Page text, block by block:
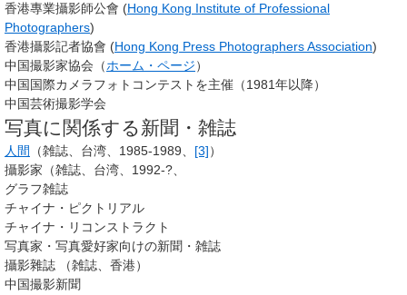
香港專業攝影師公會 (Hong Kong Institute of Professional
Photographers)
香港攝影記者協會 (Hong Kong Press Photographers Association)
中国撮影家協会（ホーム・ページ）
中国国際カメラフォトコンテストを主催（1981年以降）
中国芸術撮影学会
写真に関係する新聞・雑誌
人間 （雑誌、台湾、1985-1989、 [3]）
攝影家（雑誌、台湾、1992-?、
グラフ雑誌
チャイナ・ピクトリアル
チャイナ・リコンストラクト
写真家・写真愛好家向けの新聞・雑誌
攝影雜誌 （雑誌、香港）
中国撮影新聞